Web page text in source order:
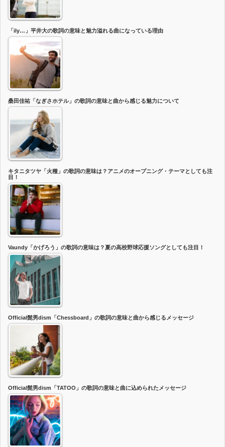
「ily…」平井大の歌詞の意味と魅力溢れる曲になっている理由
桑田佳祐「なぎさホテル」の歌詞の意味と曲から感じる魅力について
キタニタツヤ「火種」の歌詞の意味は？アニメのオープニング・テーマとしても注
目！
Vaundy「かげろう」の歌詞の意味は？夏の高校野球応援ソングとしても注目！
Official髭男dism「Chessboard」の歌詞の意味と曲から感じるメッセージ
Official髭男dism「TATOO」の歌詞の意味と曲に込められたメッセージ